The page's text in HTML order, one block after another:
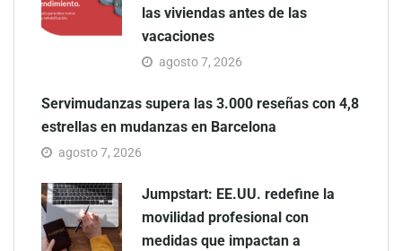
las viviendas antes de las
vacaciones
agosto 7, 2026
Servimudanzas supera las 3.000 reseñas con 4,8
estrellas en mudanzas en Barcelona
agosto 7, 2026
Jumpstart: EE.UU. redefine la
movilidad profesional con
medidas que impactan a